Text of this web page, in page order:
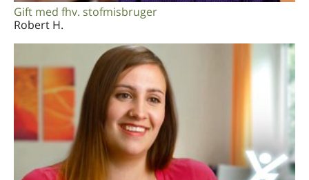
Gift med fhv. stofmisbruger
Robert H.